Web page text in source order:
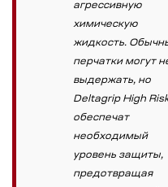
агрессивную
химическую
жидкость.
перчатки могут
выдержать, но
Deltagrip High
обеспечат
необходимый
уровень защиты,
предотвращая